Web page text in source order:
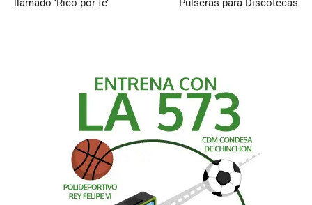
llamado ‘Rico por fe’ Pulseras para Discotecas